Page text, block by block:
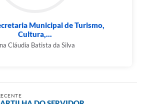
Municipal de Turismo,
Cultura,...
Cláudia Batista da Silva